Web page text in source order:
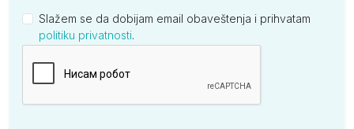
Slažem se da dobijam email obaveštenja i prihvatam
politiku privatnosti.